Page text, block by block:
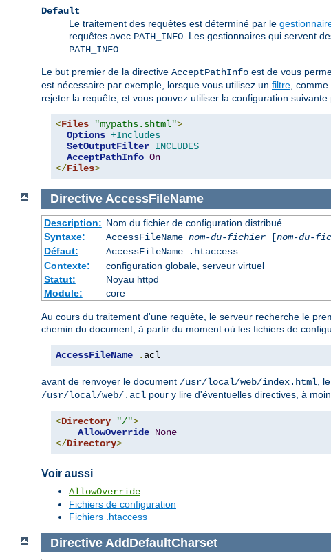
Default
Le traitement des requêtes est déterminé par le
requêtes avec PATH_INFO. Les gestionnaires qui servent
PATH_INFO.
Le but premier de la directive AcceptPathInfo est de vous
est nécessaire par exemple, lorsque vous utilisez un filtre, comme
rejeter la requête, et vous pouvez utiliser la configuration
<Files "mypaths.shtml">
Options +Includes
SetOutputFilter INCLUDES
AcceptPathInfo On
</Files>
Directive AccessFileName
Description: Nom du fichier de configuration distribué
Syntaxe:
AccessFileName nom-du-fichier[nom-du-
Défaut:
AccessFileName .htaccess
Contexte:
configuration globale, serveur virtuel
Statut:
Noyau httpd
Module:
core
Au cours du traitement d'une requête, le serveur recherche le
chemin du document, à partir du moment où les fichiers de
AccessFileName . acl
avant de renvoyer le document /usr/local/web/index.html ,
/usr/local/web/.acl pour y lire d'éventuelles directives, à
<Directory "/">
AllowOverride None
</Directory>
Voir aussi
AllowOverride
Fichiers de configuration
Fichiers .htaccess
Directive AddDefaultCharset